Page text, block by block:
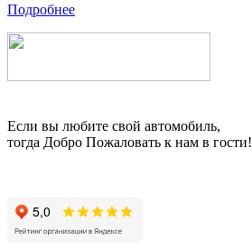
Подробнее
Если вы любите свой автомобиль,
тогда Добро Пожаловать к нам в гости!